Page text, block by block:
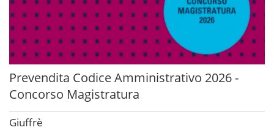
Prevendita Codice Amministrativo 2026 -
Concorso Magistratura
Giuffrè